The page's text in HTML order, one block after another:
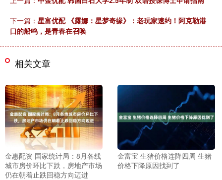
下一篇： 星富优配 《露娜：星梦奇缘》：老玩家速约！阿克勒港
口的船鸣，是青春在召唤
相关文章
金惠配资 国家统计局：8月各线
城市房价环比下跌，房地产市场
仍在朝着止跌回稳方向迈进
金富宝 生猪价格连降四周 生猪
价格下降原因找到了